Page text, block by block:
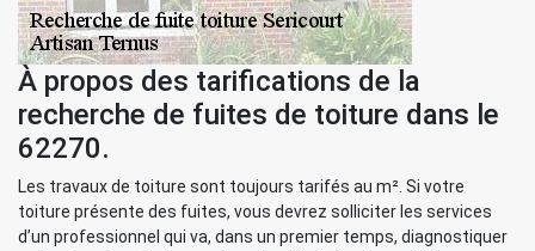
À propos des tarifications de la
recherche de fuites de toiture dans le
62270.
Les travaux de toiture sont toujours tarifés au m². Si votre
toiture présente des fuites, vous devrez solliciter les services
d’un professionnel qui va, dans un premier temps, diagnostiquer